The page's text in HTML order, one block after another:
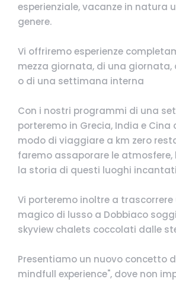
esperienziale, vacanze in natura
genere.
Vi offriremo esperienze
mezza giornata, di una giornata,
o di una settimana interna
Con i nostri programmi di una
porteremo in Grecia, India e Cina
modo di viaggiare a km zero
faremo assaporare le atmosfere,
la storia di questi luoghi
Vi porteremo inoltre a trascorrere
magico di lusso a Dobbiaco
skyview chalets coccolati dalle
Presentiamo un nuovo concetto
mindfull experience", dove non